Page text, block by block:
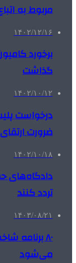
مربوط به
۱۴۰۲/۱۲/۱۶
برخورد
گذاشت
۱۴۰۲/۱۰/۱۲
درخواست
ضرورت
۱۴۰۲/۱۰/۱۸
دادگاه‌های
تردد کنند
۱۴۰۳/۰۸/۲۱
۸۰ برنامه
می‌شود